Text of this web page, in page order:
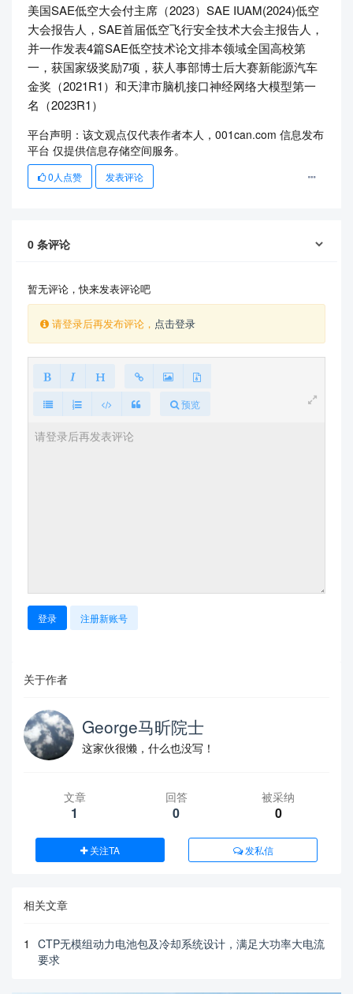
美国SAE低空大会付主席（2023）SAE IUAM(2024)低空
大会报告人，SAE首届低空飞行安全技术大会主报告人，
并一作发表4篇SAE低空技术论文排本领域全国高校第
一，获国家级奖励7项，获人事部博士后大赛新能源汽车
金奖（2021R1）和天津市脑机接口神经网络大模型第一
名（2023R1）
平台声明：该文观点仅代表作者本人，001can.com 信息发布
平台 仅提供信息存储空间服务。
0 人点赞 发表评论
0 条评论
暂无评论，快来发表评论吧
请登录后再发布评论， 点击登录
预览
登录 注册新账号
关于作者
George马昕院士
这家伙很懒，什么也没写！
文章
1
回答
0
被采纳
0
关注TA 发私信
相关文章
1
CTP无模组动力电池包及冷却系统设计，满足大功率大电流
要求